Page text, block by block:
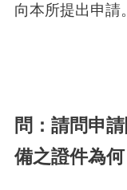
向本所提出申請。
問：請問申
備之證件為何